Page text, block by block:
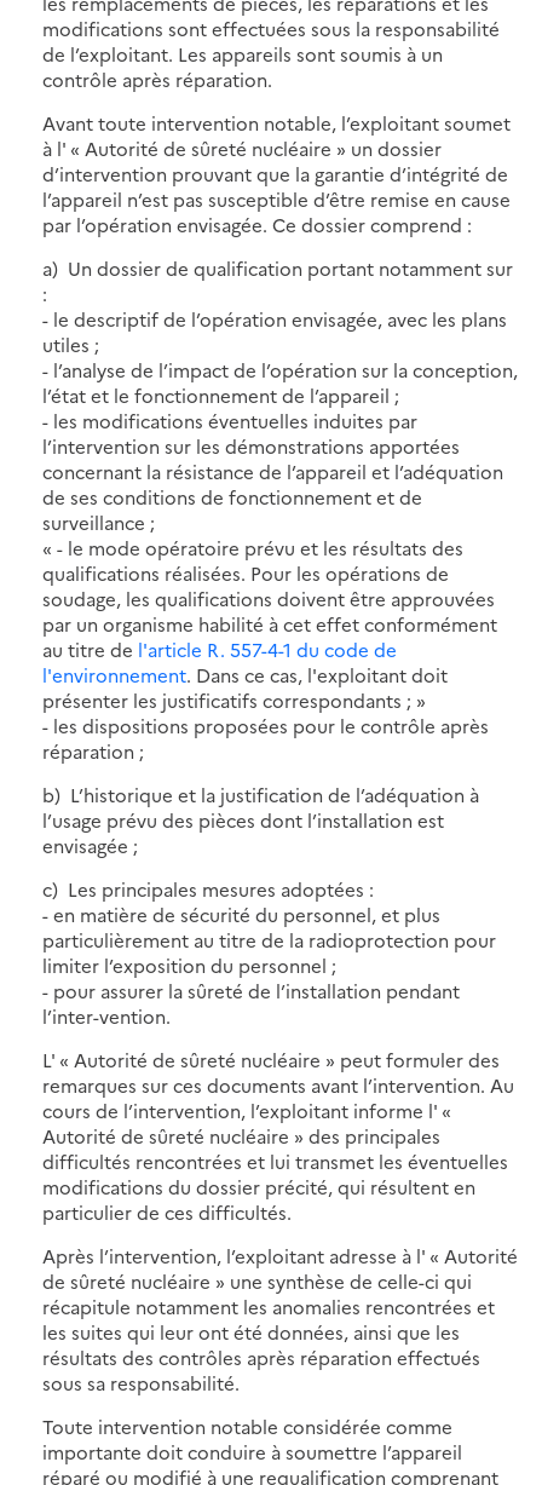
modifications sont effectuées sous la responsabilité
de l’exploitant. Les appareils sont soumis à un
contrôle après réparation.
Avant toute intervention notable, l’exploitant soumet
à l' « Autorité de sûreté nucléaire » un dossier
d’intervention prouvant que la garantie d’intégrité de
l’appareil n’est pas susceptible d’être remise en cause
par l’opération envisagée. Ce dossier comprend :
a) Un dossier de qualification portant notamment sur
:
- le descriptif de l’opération envisagée, avec les plans
utiles ;
- l’analyse de l’impact de l’opération sur la conception,
l’état et le fonctionnement de l’appareil ;
- les modifications éventuelles induites par
l’intervention sur les démonstrations apportées
concernant la résistance de l’appareil et l’adéquation
de ses conditions de fonctionnement et de
surveillance ;
« - le mode opératoire prévu et les résultats des
qualifications réalisées. Pour les opérations de
soudage, les qualifications doivent être approuvées
par un organisme habilité à cet effet conformément
au titre de l'article R. 557-4-1 du code de
l'environnement. Dans ce cas, l'exploitant doit
présenter les justificatifs correspondants ; »
- les dispositions proposées pour le contrôle après
réparation ;
b) L’historique et la justification de l’adéquation à
l’usage prévu des pièces dont l’installation est
envisagée ;
c) Les principales mesures adoptées :
- en matière de sécurité du personnel, et plus
particulièrement au titre de la radioprotection pour
limiter l’exposition du personnel ;
- pour assurer la sûreté de l’installation pendant
l’inter-vention.
L' « Autorité de sûreté nucléaire » peut formuler des
remarques sur ces documents avant l’intervention. Au
cours de l’intervention, l’exploitant informe l' «
Autorité de sûreté nucléaire » des principales
difficultés rencontrées et lui transmet les éventuelles
modifications du dossier précité, qui résultent en
particulier de ces difficultés.
Après l’intervention, l’exploitant adresse à l' « Autorité
de sûreté nucléaire » une synthèse de celle-ci qui
récapitule notamment les anomalies rencontrées et
les suites qui leur ont été données, ainsi que les
résultats des contrôles après réparation effectués
sous sa responsabilité.
Toute intervention notable considérée comme
importante doit conduire à soumettre l’appareil
réparé ou modifié à une requalification comprenant